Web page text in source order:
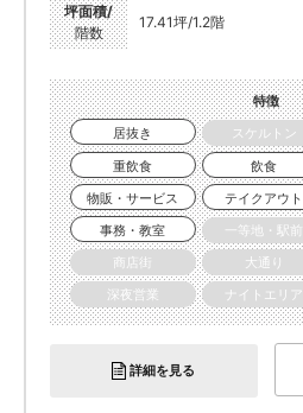
坪面積/
階数
17.41坪/1.2階
特徴
居抜き
スケルトン
重飲食
飲食
物販・サービス
テイクアウト
事務・教室
一等地・駅前
商店街
大通り
深夜営業
ナイトエリア
詳細を見る